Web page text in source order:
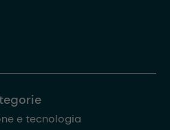
e tecnologia